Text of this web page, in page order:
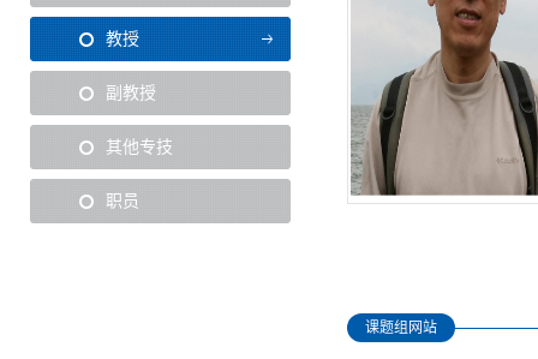
教授
副教授
其他专技
职员
课题组网站